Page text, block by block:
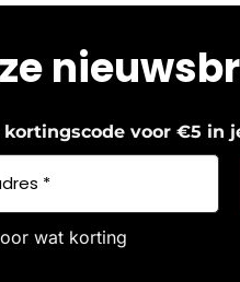
voor €5 in
wat korting